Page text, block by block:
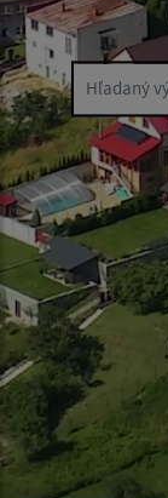
Hľadaný